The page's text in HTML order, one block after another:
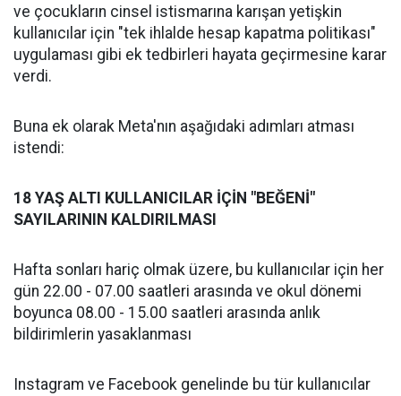
ve çocukların cinsel istismarına karışan yetişkin
kullanıcılar için "tek ihlalde hesap kapatma politikası"
uygulaması gibi ek tedbirleri hayata geçirmesine karar
verdi.
Buna ek olarak Meta'nın aşağıdaki adımları atması
istendi:
18 YAŞ ALTI KULLANICILAR İÇİN "BEĞENİ"
SAYILARININ KALDIRILMASI
Hafta sonları hariç olmak üzere, bu kullanıcılar için her
gün 22.00 - 07.00 saatleri arasında ve okul dönemi
boyunca 08.00 - 15.00 saatleri arasında anlık
bildirimlerin yasaklanması
Instagram ve Facebook genelinde bu tür kullanıcılar